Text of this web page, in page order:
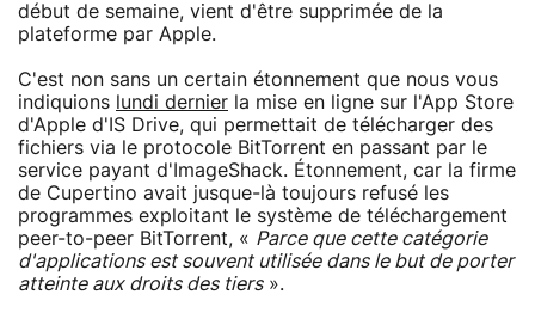
début de semaine, vient d'être supprimée de la
plateforme par Apple.
C'est non sans un certain étonnement que nous vous
indiquions
lundi dernier la mise en ligne sur l'App Store
d'Apple d'IS Drive, qui permettait de télécharger des
fichiers via le protocole BitTorrent en passant par le
service payant d'ImageShack. Étonnement, car la firme
de Cupertino avait jusque-là toujours refusé les
programmes exploitant le système de téléchargement
peer-to-peer BitTorrent, « Parce que cette catégorie
d'applications est souvent utilisée dans le but de porter
atteinte aux droits des tiers».